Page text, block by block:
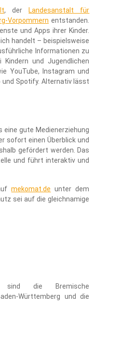
, der
Landesanstalt für
Vorpommern entstanden.
und Apps ihrer Kinder.
handelt – beispielsweise
Informationen zu
und Jugendlichen
YouTube, Instagram und
und Spotify. Alternativ lässt
eine gute Medienerziehung
sofort einen Überblick und
gefördert werden. Das
und führt interaktiv und
mekomat.de unter dem
sei auf die gleichnamige
sind die Bremische
Württemberg und die